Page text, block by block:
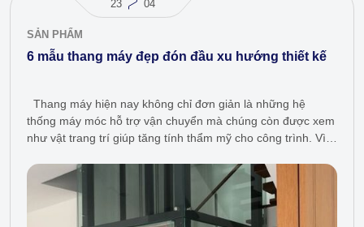
23 04
SẢN PHẨM
6 mẫu thang máy đẹp đón đầu xu hướng thiết kế
Thang máy hiện nay không chỉ đơn giản là những hệ
thống máy móc hỗ trợ vận chuyển mà chúng còn được xem
như vật trang trí giúp tăng tính thẩm mỹ cho công trình. Vì